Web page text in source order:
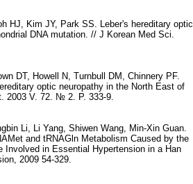
HJ, Kim JY, Park SS. Leber's hereditary optic
DNA mutation. // J Korean Med Sci.
DT, Howell N, Turnbull DM, Chinnery PF.
optic neuropathy in the North East of
2003 V. 72. № 2. P. 333-9.
Li, Li Yang, Shiwen Wang, Min-Xin Guan.
and tRNAGln Metabolism Caused by the
Involved in Essential Hypertension in a Han
2009 54-329.